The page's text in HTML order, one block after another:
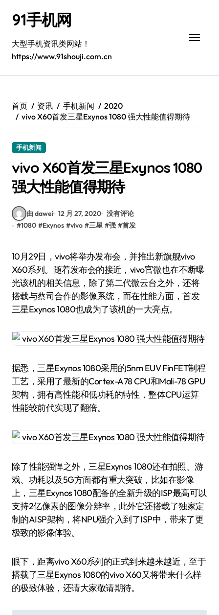
91手机网
大型手机资讯类网站！
https://www.91shouji.com.cn
首页 资讯 手机新闻
2020
vivo X60首发三星Exynos 1080 强大性能值得期待
手机新闻
vivo X60首发三星Exynos 1080
强大性能值得期待
由 dawei 12 月 27, 2020 没有评论
#1080 #Exynos #vivo #三星 #强 #首发
10月29日，vivo将举办发布会，并推出新旗舰vivo
X60系列。随着发布会的接近，vivo官微也在不断曝
光该机的相关信息，除了第二代微云台之外，还将
搭载与蔡司合作的影像系统，而在性能方面，首发
三星Exynos 1080也成为了该机的一大亮点。
据悉，三星Exynos 1080采用的5nm EUV FinFET制程
工艺，采用了最新的Cortex-A78 CPU和Mali-78 GPU
架构，拥有高性能和低功耗的特性，整体CPU运算
性能较前代实现了翻倍。
除了性能强悍之外，三星Exynos 1080还在拍照、游
戏、功耗以及5G方面都有重大突破，比如在影像
上，三星Exynos 1080配备的全新升级的ISP最高可以
支持2亿像素的图像分辨率，此外它还搭载了独家定
制的AISP架构，将NPU强介入到了ISP中，带来了更
极致的影像体验。
眼下，距离vivo X60系列的正式到来越来越近，至于
搭载了三星Exynos 1080的vivo X60又将带来什么样
的极致体验，还请大家敬请期待。